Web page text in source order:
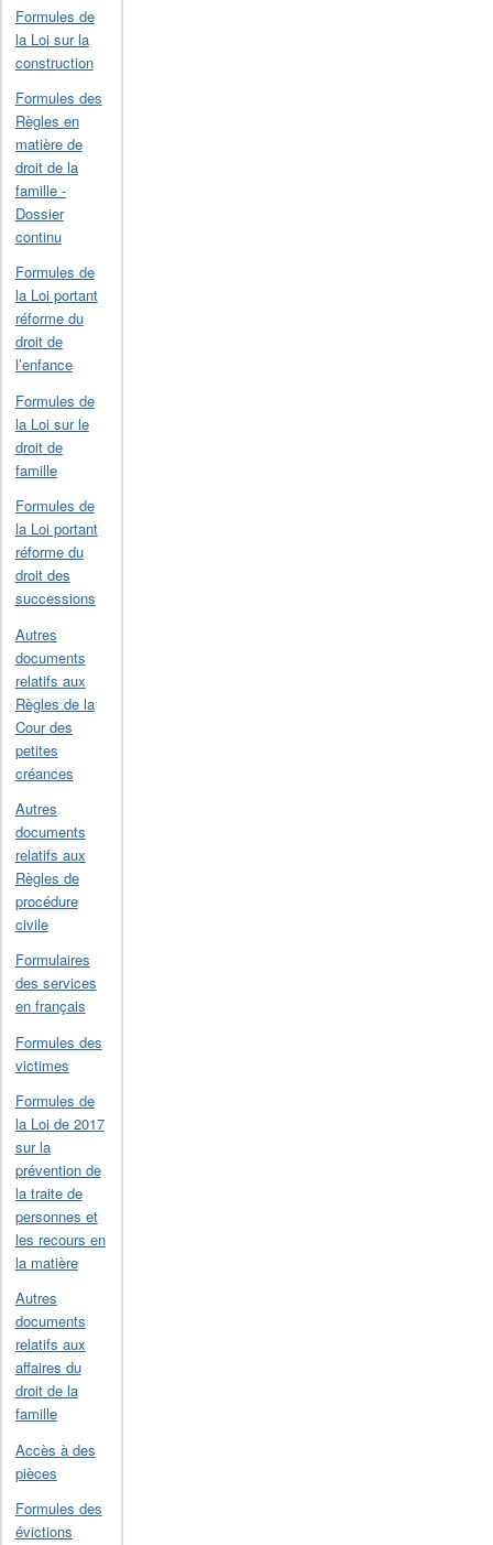
Formules de
la Loi sur la
construction
Formules des
Règles en
matière de
droit de la
famille -
Dossier
continu
Formules de
la Loi portant
réforme du
droit de
l’enfance
Formules de
la Loi sur le
droit de
famille
Formules de
la Loi portant
réforme du
droit des
successions
Autres
documents
relatifs aux
Règles de la
Cour des
petites
créances
Autres
documents
relatifs aux
Règles de
procédure
civile
Formulaires
des services
en français
Formules des
victimes
Formules de
la Loi de 2017
sur la
prévention de
la traite de
personnes et
les recours en
la matière
Autres
documents
relatifs aux
affaires du
droit de la
famille
Accès à des
pièces
Formules des
évictions